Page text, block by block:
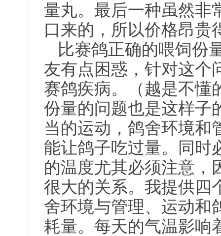
量丸。最后一种虽然非
口来的，所以价格昂贵
比赛鸽正确的喂饲份
友有点困惑，针对这个
赛鸽疾病。（越是不懂
份量的问题也是这样子
当的运动，鸽舍环境和
能让鸽子吃过量。同时
的温度尤其必须注意，
很大的关系。我提供四
舍环境与管理、运动和
耗量。每天的气温影响